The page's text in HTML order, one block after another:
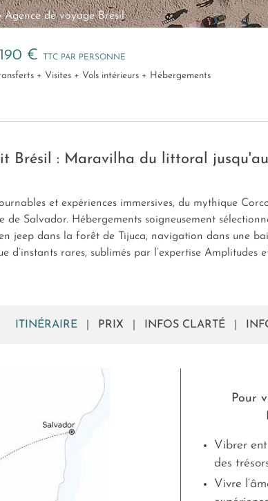
Agence de voyage Brésil
€ TTC PAR PERSONNE
+ Visites + Vols intérieurs + Hébergements
Brésil : Maravilha du littoral
et expériences immersives, du mythique
Salvador. Hébergements soigneusement
jeep dans la forêt de Tijuca, navigation dans une
d’instants rares, sublimés par l’expertise Amplitudes
ITINÉRAIRE PRIX INFOS CLARTÉ
Pour
Vibrer
des
Vivre